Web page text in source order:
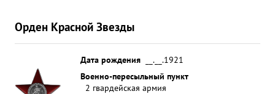
Орден Красной Звезды
Дата рождения
__.__.1921
Военно-пересыльный пункт
2 гвардейская армия